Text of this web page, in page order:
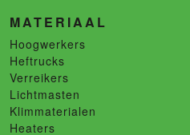
MATERIAAL
Hoogwerkers
Heftrucks
Verreikers
Lichtmasten
Klimmaterialen
Heaters